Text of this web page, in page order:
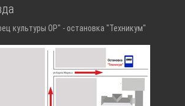
культуры ОР" - остановка "Техникум"